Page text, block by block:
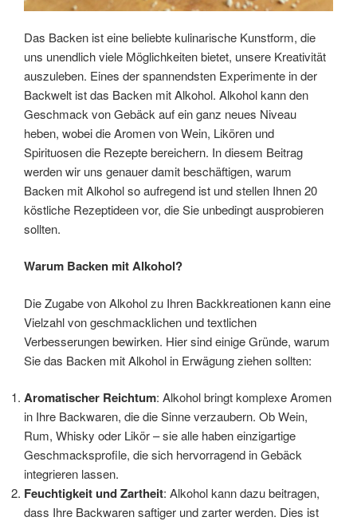
Das Backen ist eine beliebte kulinarische Kunstform, die
uns unendlich viele Möglichkeiten bietet, unsere Kreativität
auszuleben. Eines der spannendsten Experimente in der
Backwelt ist das Backen mit Alkohol. Alkohol kann den
Geschmack von Gebäck auf ein ganz neues Niveau
heben, wobei die Aromen von Wein, Likören und
Spirituosen die Rezepte bereichern. In diesem Beitrag
werden wir uns genauer damit beschäftigen, warum
Backen mit Alkohol so aufregend ist und stellen Ihnen 20
köstliche Rezeptideen vor, die Sie unbedingt ausprobieren
sollten.
Warum Backen mit Alkohol?
Die Zugabe von Alkohol zu Ihren Backkreationen kann eine
Vielzahl von geschmacklichen und textlichen
Verbesserungen bewirken. Hier sind einige Gründe, warum
Sie das Backen mit Alkohol in Erwägung ziehen sollten:
Aromatischer Reichtum: Alkohol bringt komplexe Aromen
in Ihre Backwaren, die die Sinne verzaubern. Ob Wein,
Rum, Whisky oder Likör – sie alle haben einzigartige
Geschmacksprofile, die sich hervorragend in Gebäck
integrieren lassen.
Feuchtigkeit und Zartheit: Alkohol kann dazu beitragen,
dass Ihre Backwaren saftiger und zarter werden. Dies ist